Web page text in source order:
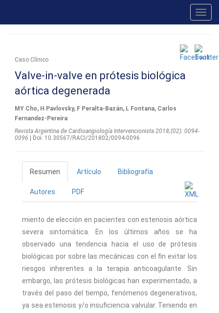
Caso Clínico
Valve-in-valve en prótesis biológica
aórtica degenerada
MY Cho, H Pavlovsky, F Peralta-Bazán, L Fontana, Carlos
Fernandez-Pereira
Revista Argentina de Cardioangiologí­a Intervencionista 2018;(02): 0094-
0096 | Doi: 10.30567/RACI/201802/0094-0096
Resumen Artículo Bibliografía
Autores PDF
miento de elección en pacientes con estenosis aórtica
severa sintomática. En los últimos años se ha
observado una tendencia hacia el uso de prótesis
biológicas por sobre las mecánicas con el fin evitar los
riesgos inherentes a la terapia anticoagulante. Sin
embargo, las prótesis biológicas han experimentado, a
través del paso del tiempo, fenómenos degenerativos,
ya sea estenosis y/o insuficiencia valvular. Teniendo en